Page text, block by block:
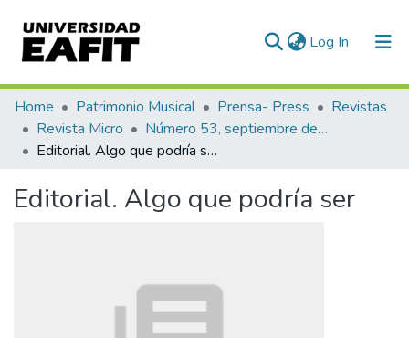
Log In (current)
Communities & Collections
All of DSpace
Home Patrimonio Musical Prensa- Press
Revistas
Revista Micro
Número 53, septiembre de 1943
Editorial. Algo que podría ser
Editorial. Algo que podría ser